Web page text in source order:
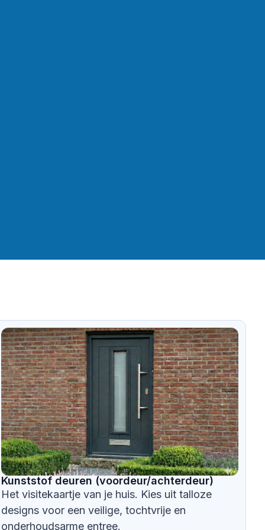
Kunststof deuren (voordeur/achterdeur)
Het visitekaartje van je huis. Kies uit talloze
designs voor een veilige, tochtvrije en
onderhoudsarme entree.